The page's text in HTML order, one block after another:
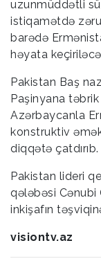
uzunmüddətli
istiqamətdə
barədə
həyata
Pakistan Baş
Paşinyana
Azərbaycanla
konstruktiv
diqqətə çatdırıb.
Pakistan lideri
qələbəsi
inkişafın
visiontv.az